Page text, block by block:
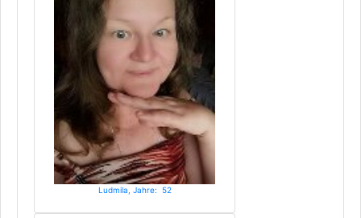
Ludmila, Jahre: 52